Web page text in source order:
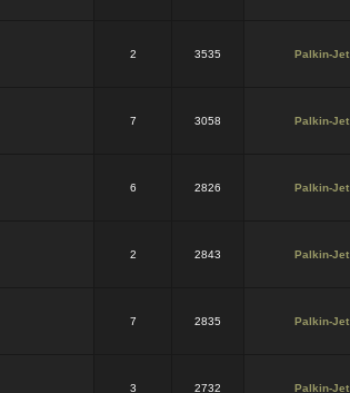
2 3535 Palkin-Jet
7 3058 Palkin-Jet
6 2826 Palkin-Jet
2 2843 Palkin-Jet
7 2835 Palkin-Jet
3 2732 Palkin-Jet